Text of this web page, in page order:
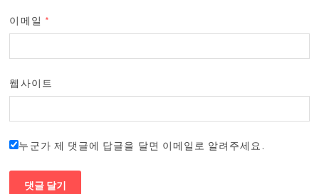
이메일 *
웹사이트
누군가 제 댓글에 답글을 달면 이메일로 알려주세요.